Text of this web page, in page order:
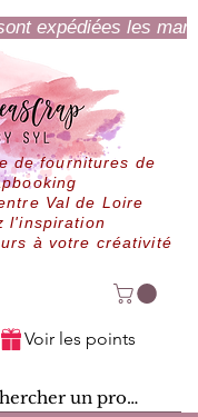
expédiées les
de fournitures de
Val de Loire
l'inspiration
à votre créativité
Voir les points